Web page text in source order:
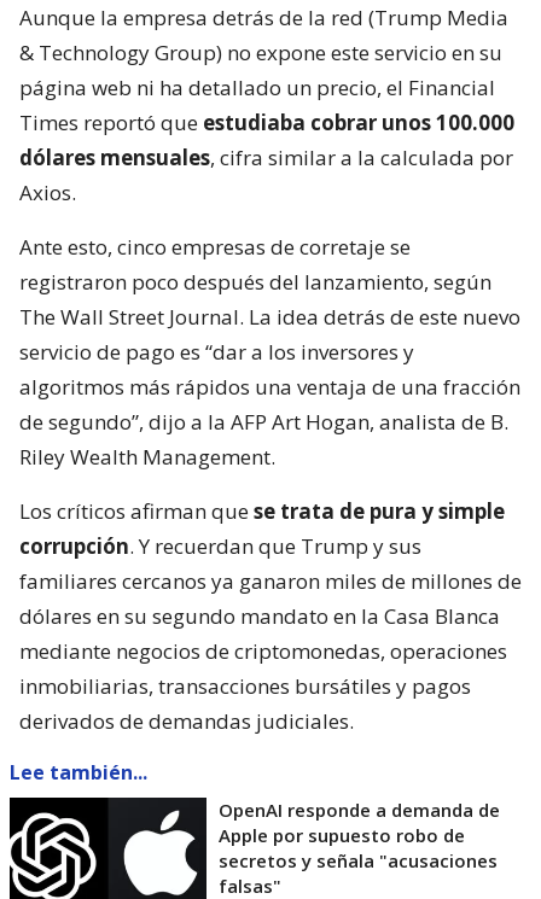
Aunque la empresa detrás de la red (Trump Media
& Technology Group) no expone este servicio en su
página web ni ha detallado un precio, el Financial
Times reportó que estudiaba cobrar unos 100.000
dólares mensuales, cifra similar a la calculada por
Axios.
Ante esto, cinco empresas de corretaje se
registraron poco después del lanzamiento, según
The Wall Street Journal. La idea detrás de este nuevo
servicio de pago es “dar a los inversores y
algoritmos más rápidos una ventaja de una fracción
de segundo”, dijo a la AFP Art Hogan, analista de B.
Riley Wealth Management.
Los críticos afirman quese trata de pura y simple
corrupción. Y recuerdan que Trump y sus
familiares cercanos ya ganaron miles de millones de
dólares en su segundo mandato en la Casa Blanca
mediante negocios de criptomonedas, operaciones
inmobiliarias, transacciones bursátiles y pagos
derivados de demandas judiciales.
Lee también...
OpenAI responde a demanda de
Apple por supuesto robo de
secretos y señala "acusaciones
falsas"